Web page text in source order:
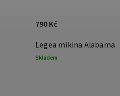
Legea mikina Alabama
Skladem
790 Kč